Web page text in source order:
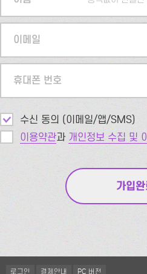
이메일
휴대폰 번호
수신 동의 (이메일/앱/SMS)
이용약관과 개인정보 수집 및
로그인 결제안내 PC 버전